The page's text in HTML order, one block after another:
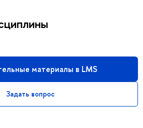
материалы в LMS
Задать вопрос